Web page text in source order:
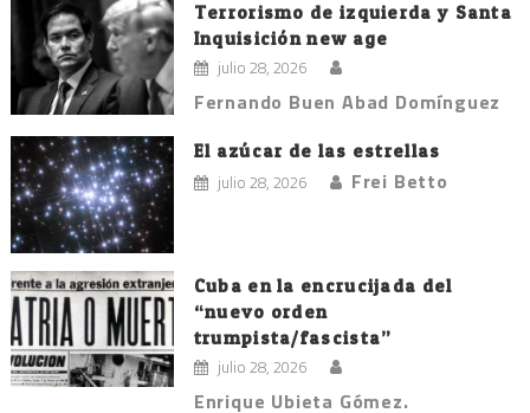
Terrorismo de izquierda y Santa
Inquisición new age
julio 28, 2026
Fernando Buen Abad Domínguez
El azúcar de las estrellas
julio 28, 2026 Frei Betto
Cuba en la encrucijada del
“nuevo orden
trumpista/fascista”
julio 28, 2026
Enrique Ubieta Gómez.